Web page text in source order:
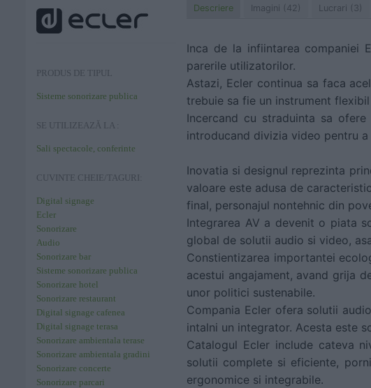
PRODUS DE TIPUL
Sisteme sonorizare publica
SE UTILIZEAZĂ LA :
Sali spectacole, conferinte
CUVINTE CHEIE/TAGURI:
Digital signage
Ecler
Sonorizare
Audio
Sonorizare bar
Sisteme sonorizare publica
Sonorizare hotel
Sonorizare restaurant
Digital signage cafenea
Digital signage terasa
Sonorizare ambientala terase
Sonorizare ambientala gradini
Sonorizare concerte
Sonorizare parcari
Descriere Imagini (42) Lucrari (3)
Inca de la infiintarea companiei
parerile utilizatorilor.
Astazi, Ecler continua sa faca
trebuie sa fie un instrument
Incercand cu straduinta sa
introducand divizia video pentru
Inovatia si designul reprezinta
valoare este adusa de
final, personajul nontehnic din
Integrarea AV a devenit o piata
global de solutii audio si video,
Constientizarea importantei
acestui angajament, avand grija
unor politici sustenabile.
Compania Ecler ofera solutii
intalni un integrator. Acesta este
Catalogul Ecler include cateva
solutii complete si eficiente,
ergonomice si integrabile.